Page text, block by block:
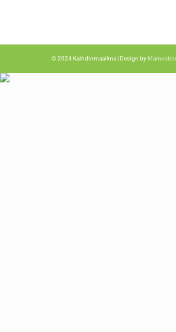
© 2024 Kaihdinmaailma | Design by